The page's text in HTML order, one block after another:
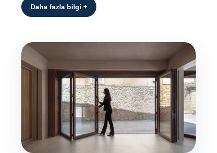
Daha fazla bilgi +